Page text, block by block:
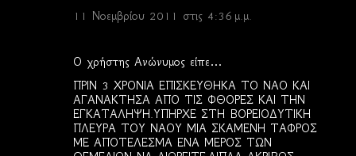
11 Νοεμβρίου 2011 στις 4:36 μ.μ.
Ο χρήστης Ανώνυμος είπε…
ΠΡΙΝ 3 ΧΡΟΝΙΑ ΕΠΙΣΚΕΥΘΗΚΑ ΤΟ ΝΑΟ ΚΑΙ
ΑΓΑΝΑΚΤΗΣΑ ΑΠΟ ΤΙΣ ΦΘΟΡΕΣ ΚΑΙ ΤΗΝ
ΕΓΚΑΤΑΛΗΨΗ.ΥΠΗΡΧΕ ΣΤΗ ΒΟΡΕΙΟΔΥΤΙΚΗ
ΠΛΕΥΡΑ ΤΟΥ ΝΑΟΥ ΜΙΑ ΣΚΑΜΕΝΗ ΤΑΦΡΟΣ
ΜΕ ΑΠΟΤΕΛΕΣΜΑ ΕΝΑ ΜΕΡΟΣ ΤΩΝ